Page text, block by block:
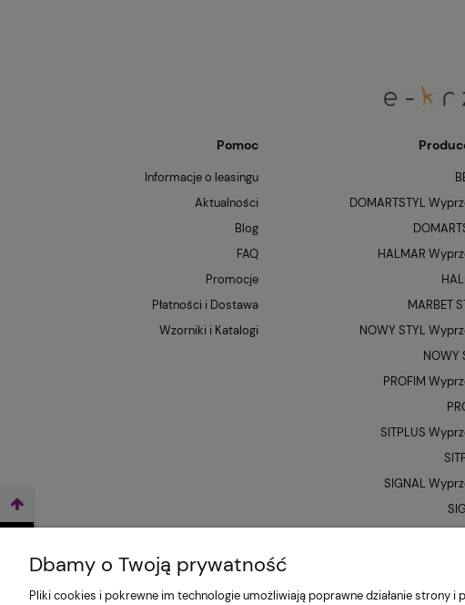
Pomoc
Informacje o leasingu
Aktualności
Blog
FAQ
Promocje
Płatności i Dostawa
Wzorniki i Katalogi
DOMARTSTYL
HALMAR
MARBET
NOWY STYL
NOWY
PROFIM
SITPLUS
SIGNAL
Dbamy o Twoją prywatność
Pliki cookies i pokrewne im technologie umożliwiają poprawne działanie